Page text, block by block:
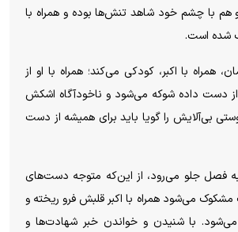
هم با چشم خود شاهد تنش‌ها بوده و همراه با
شده است.
همراه با اکبر، کودکی می‌کند؛ همراه با او از
از دست داده شوکه می‌شود و ناخودآگاه اشکش
بی‌آلایش را گویا باید برای همیشه از دست
فصل جلو می‌رود، از این‌که متوجه دست‌های
می‌شود همراه با اکبر قلبش فرو ریخته و
با شنیدن و خواندن خبر شهادت‌ها و